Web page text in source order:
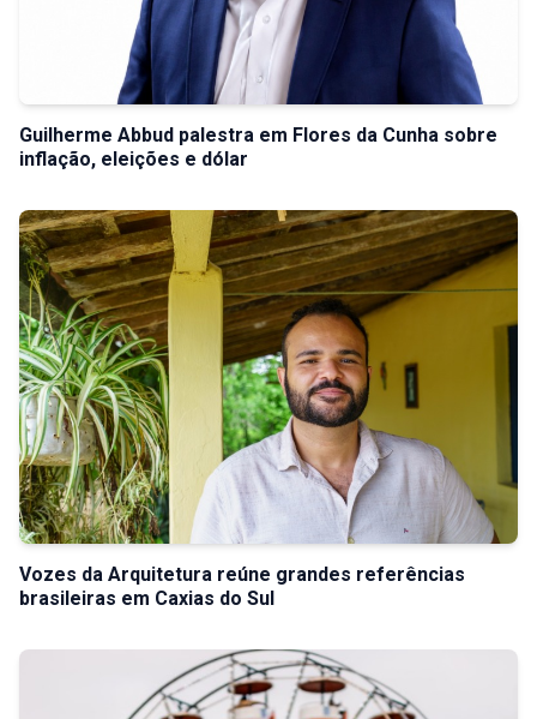
Guilherme Abbud palestra em Flores da Cunha sobre
inflação, eleições e dólar
Vozes da Arquitetura reúne grandes referências
brasileiras em Caxias do Sul